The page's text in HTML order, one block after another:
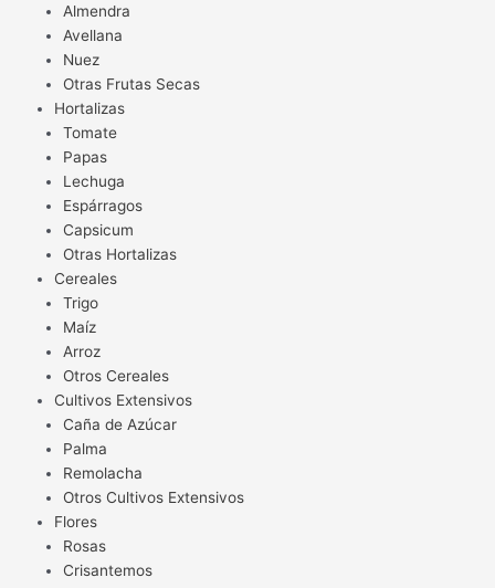
Almendra
Avellana
Nuez
Otras Frutas Secas
Hortalizas
Tomate
Papas
Lechuga
Espárragos
Capsicum
Otras Hortalizas
Cereales
Trigo
Maíz
Arroz
Otros Cereales
Cultivos Extensivos
Caña de Azúcar
Palma
Remolacha
Otros Cultivos Extensivos
Flores
Rosas
Crisantemos